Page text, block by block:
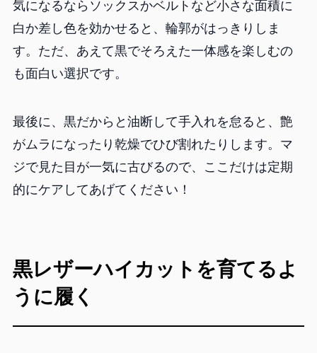
気になるならソックスかベルトなど小さな面積に
白か差し色を効かせると、輪郭がはっきりしま
す。ただ、あえて黒でそろえた一体感を楽しむの
も面白い選択です。
最後に、黒だからと油断して手入れを怠ると、艶
がムラになったり乾燥でひび割れたりします。マ
ジで見た目が一気に古びるので、ここだけは定期
的にケアしてあげてください！
黒レザーハイカットを育てるよ
うに履く